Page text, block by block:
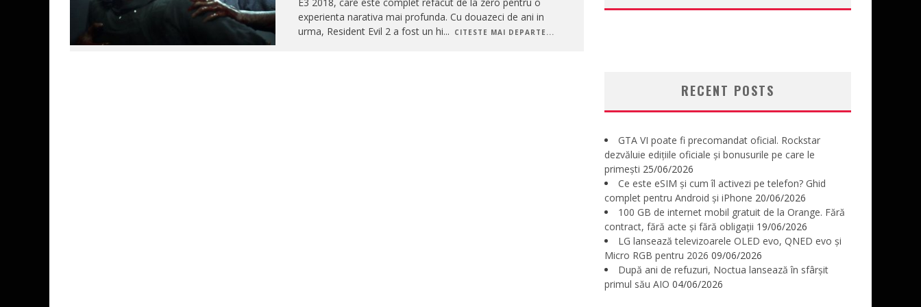
experienta narativa mai profunda. Cu douazeci de ani in
urma, Resident Evil 2 a fost un hi... CITESTE MAI DEPARTE...
RECENT POSTS
GTA VI poate fi precomandat oficial. Rockstar
dezvăluie edițiile oficiale și bonusurile pe care le
primești 25/06/2026
Ce este eSIM și cum îl activezi pe telefon? Ghid
complet pentru Android și iPhone 20/06/2026
100 GB de internet mobil gratuit de la Orange. Fără
contract, fără acte și fără obligații 19/06/2026
LG lansează televizoarele OLED evo, QNED evo și
Micro RGB pentru 2026 09/06/2026
După ani de refuzuri, Noctua lansează în sfârșit
primul său AIO 04/06/2026